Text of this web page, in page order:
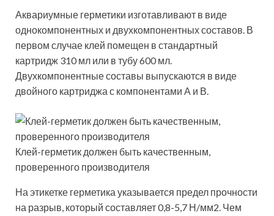
Аквариумные герметики изготавливают в виде
однокомпонентных и двухкомпонентных составов. В
первом случае клей помещен в стандартный
картридж 310 мл или в тубу 600 мл.
Двухкомпонентные составы выпускаются в виде
двойного картриджа с компонентами А и В.
Клей-герметик должен быть качественным,
проверенного производителя
На этикетке герметика указывается предел прочности
на разрыв, который составляет 0,8-5,7 Н/мм2. Чем